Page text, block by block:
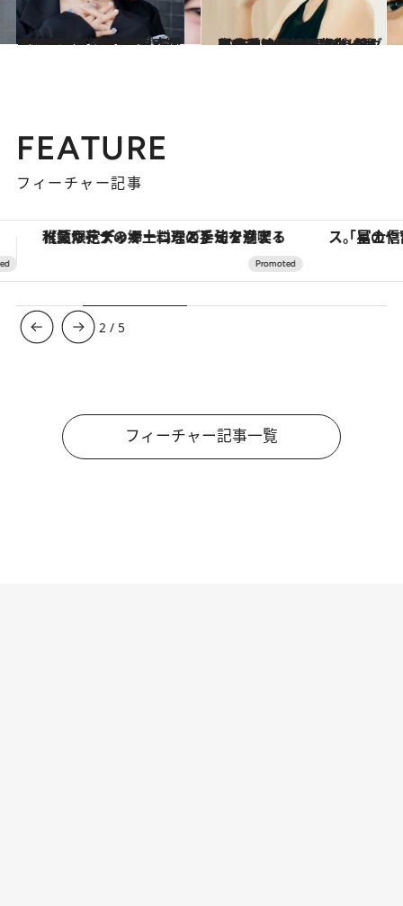
2026.3.7
【サブスク解禁！】『LOVEマシーン』『恋愛レボリューション21』もいいけれど…無類のハロプロヲタク“でか美ちゃん”が選ぶ、今こそ聞くべき15曲
カルチャー 2026.5.15
自分の二の腕、背中に衝撃を受け…40代でダイエットを決意したMEGUMI（44）が、美しく痩せるために“取り組んだこと”《逆効果だったダイエット法は？》
ビューティ＆ヘルス
FEATURE
フィーチャー記事
「星のや富士」でデジタルデトックス。冨士信仰の歴史を辿り、心身を調える。 ヴァシュロン・コンスタンタ
3 / 5
フィーチャー記事一覧